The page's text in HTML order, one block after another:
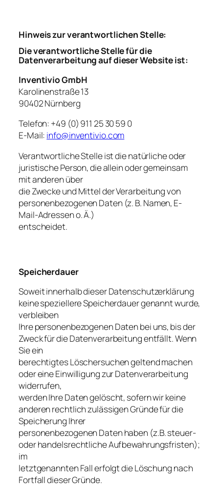
Hinweis zur verantwortlichen Stelle:
Die verantwortliche Stelle für die
Datenverarbeitung auf dieser Website ist:
Inventivio GmbH
Karolinenstraße 13
90402 Nürnberg
Telefon: +49 (0) 911 25 30 59 0
E-Mail: info@inventivio.com
Verantwortliche Stelle ist die natürliche oder
juristische Person, die allein oder gemeinsam
mit anderen über
die Zwecke und Mittel der Verarbeitung von
personenbezogenen Daten (z. B. Namen, E-
Mail-Adressen o. Ä.)
entscheidet.
Speicherdauer
Soweit innerhalb dieser Datenschutzerklärung
keine speziellere Speicherdauer genannt wurde,
verbleiben
Ihre personenbezogenen Daten bei uns, bis der
Zweck für die Datenverarbeitung entfällt. Wenn
Sie ein
berechtigtes Löschersuchen geltend machen
oder eine Einwilligung zur Datenverarbeitung
widerrufen,
werden Ihre Daten gelöscht, sofern wir keine
anderen rechtlich zulässigen Gründe für die
Speicherung Ihrer
personenbezogenen Daten haben (z.B. steuer-
oder handelsrechtliche Aufbewahrungsfristen);
im
letztgenannten Fall erfolgt die Löschung nach
Fortfall dieser Gründe.